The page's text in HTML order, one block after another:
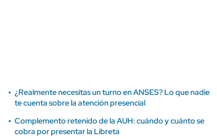
¿Realmente necesitas un turno en ANSES? Lo que nadie
te cuenta sobre la atención presencial
Complemento retenido de la AUH: cuándo y cuánto se
cobra por presentar la Libreta